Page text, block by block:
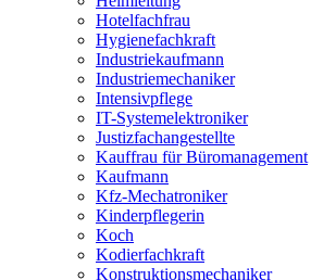
Hotelfachfrau
Hygienefachkraft
Industriekaufmann
Industriemechaniker
Intensivpflege
IT-Systemelektroniker
Justizfachangestellte
Kauffrau für Büromanagement
Kaufmann
Kfz-Mechatroniker
Kinderpflegerin
Koch
Kodierfachkraft
Konstruktionsmechaniker